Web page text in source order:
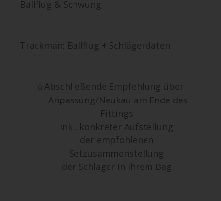
Ballflug & Schwung
Trackman: Ballflug + Schlägerdaten
ü Abschließende Empfehlung über
Anpassung/Neukau am Ende des
Fittings
inkl. konkreter Aufstellung
der empfohlenen
Setzusammenstellung
der Schläger in ihrem Bag